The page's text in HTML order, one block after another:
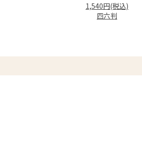
1,540円(税込)
四六判